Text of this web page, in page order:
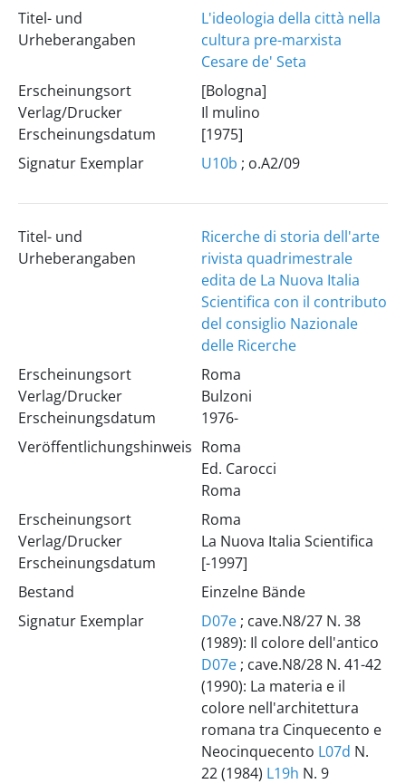
Titel- und
Urheberangaben
L'ideologia della città nella
cultura pre-marxista
Cesare de' Seta
Erscheinungsort
Verlag/Drucker
Erscheinungsdatum
[Bologna]
Il mulino
[1975]
Signatur Exemplar
U10b ; o.A2/09
Titel- und
Urheberangaben
Ricerche di storia dell'arte
rivista quadrimestrale
edita de La Nuova Italia
Scientifica con il contributo
del consiglio Nazionale
delle Ricerche
Erscheinungsort
Verlag/Drucker
Erscheinungsdatum
Roma
Bulzoni
1976-
Veröffentlichungshinweis Roma
Ed. Carocci
Roma
Erscheinungsort
Verlag/Drucker
Erscheinungsdatum
Roma
La Nuova Italia Scientifica
[-1997]
Bestand
Einzelne Bände
Signatur Exemplar
D07e; cave.N8/27 N. 38
(1989): Il colore dell'antico
D07e; cave.N8/28 N. 41-42
(1990): La materia e il
colore nell'architettura
romana tra Cinquecento e
Neocinquecento L07d N.
22 (1984) L19h N. 9